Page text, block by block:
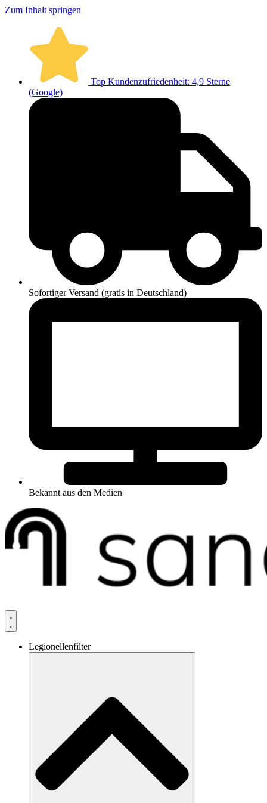
Zum Inhalt springen
Top Kundenzufriedenheit: 4,9 Sterne
(Google)
Sofortiger Versand (gratis in Deutschland)
Bekannt aus den Medien
Legionellenfilter